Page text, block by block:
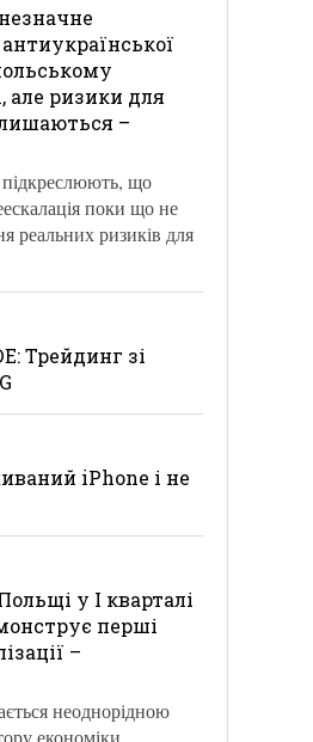
але ризики для
–
підкреслюють, що
поки що не
реальних ризиків для
Трейдинг зі
iPhone і не
у І кварталі
перші
–
неоднорідною
економіки